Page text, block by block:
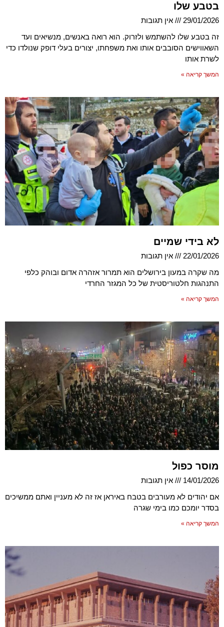
בטבע שלו
29/01/2026
אין תגובות
זה בטבע שלו להשתמש ולזרוק. הוא רואה באנשים, מנשיאים ועד
השאווישים הסובבים אותו ואת משפחתו, יצורים בעלי דופק שנולדו כדי
לשרת אותו
המשך קריאה »
לא בידי שמיים
22/01/2026
אין תגובות
מה שקרה במעון בירושלים הוא תמרור אזהרה אדום ובוהק כלפי
התנהגות חלטוריסטית של כל המגזר החרדי
המשך קריאה »
מוסר כפול
14/01/2026
אין תגובות
אם יהודים לא מעורבים בטבח באיראן אז זה לא מעניין ואתם ממשיכים
בסדר יומכם כמו בימי שגרה
המשך קריאה »